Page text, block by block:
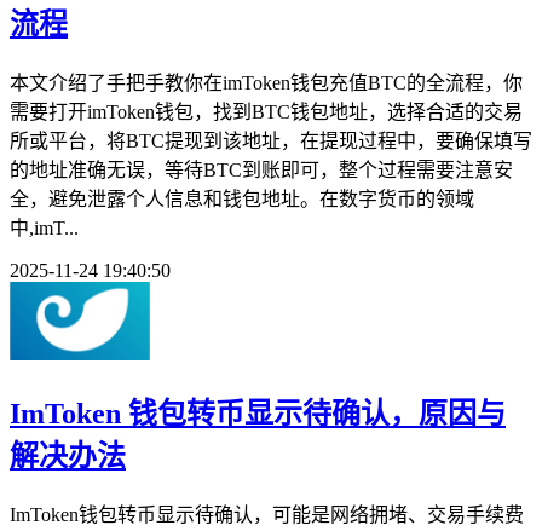
流程
本文介绍了手把手教你在imToken钱包充值BTC的全流程，你
需要打开imToken钱包，找到BTC钱包地址，选择合适的交易
所或平台，将BTC提现到该地址，在提现过程中，要确保填写
的地址准确无误，等待BTC到账即可，整个过程需要注意安
全，避免泄露个人信息和钱包地址。在数字货币的领域
中,imT...
2025-11-24 19:40:50
ImToken 钱包转币显示待确认，原因与
解决办法
ImToken钱包转币显示待确认，可能是网络拥堵、交易手续费